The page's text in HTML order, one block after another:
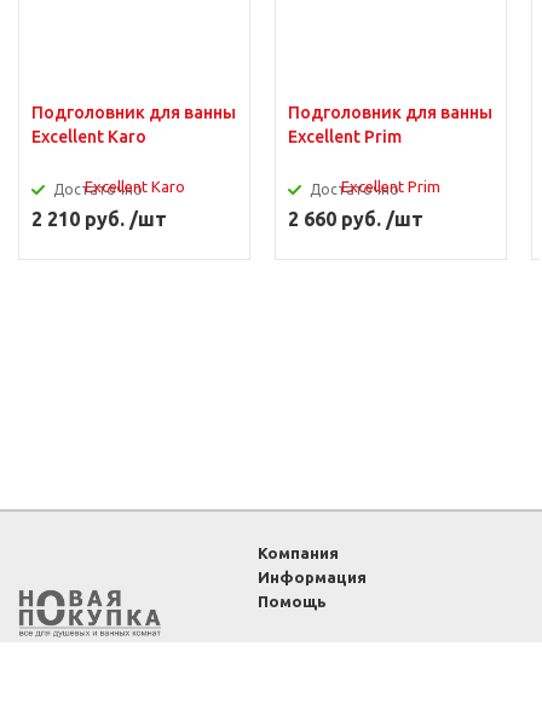
Подголовник для ванны
Excellent Karo
Достаточно
2 210 руб. /шт
Подголовник для ванны
Excellent Prim
Достаточно
2 660 руб. /шт
Компания
Информация
Помощь